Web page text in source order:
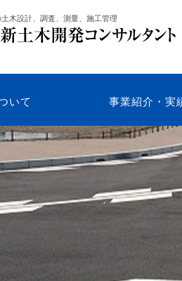
木設計、調査、測量、施工管理
いて 事業紹介・実